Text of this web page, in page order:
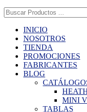
Buscar:
INICIO
NOSOTROS
TIENDA
PROMOCIONES
FABRICANTES
BLOG
MINI
TABLAS